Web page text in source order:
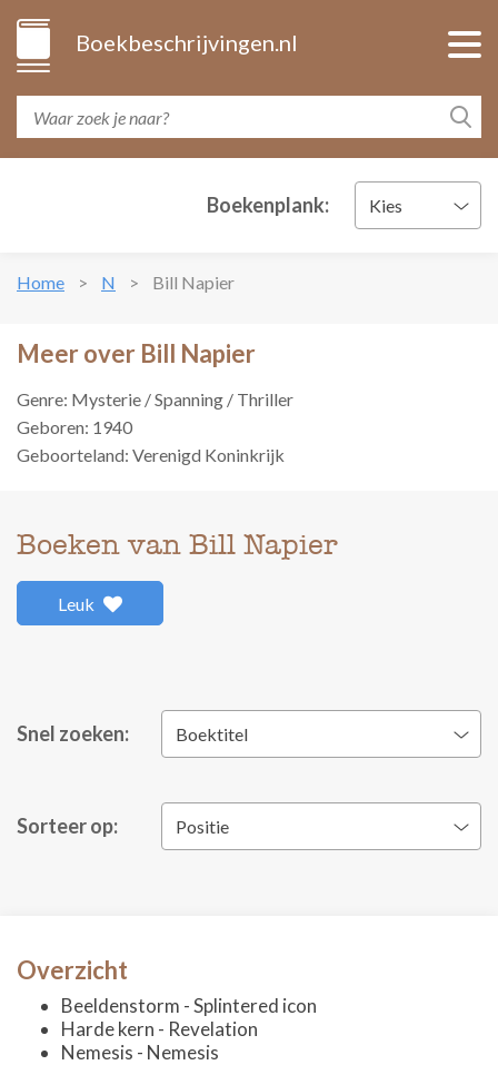
Boekbeschrijvingen.nl
Boekenplank: Kies
Home N Bill Napier
Meer over Bill Napier
Genre: Mysterie / Spanning / Thriller
Geboren: 1940
Geboorteland: Verenigd Koninkrijk
Boeken van Bill Napier
Leuk
Snel zoeken: Boektitel
Sorteer op: Positie
Overzicht
Beeldenstorm - Splintered icon
Harde kern - Revelation
Nemesis - Nemesis